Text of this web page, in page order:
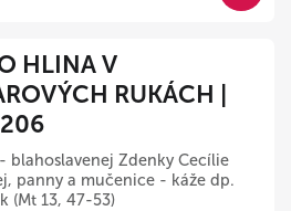
HLINA V
RUKÁCH |
blahoslavenej Zdenky Cecílie
panny a mučenice - káže dp.
(Mt 13, 47-53)